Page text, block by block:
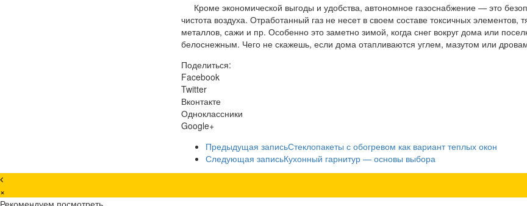
Кроме экономической выгоды и удобства, автономное газоснабжение — это
чистота воздуха. Отработанный газ не несет в своем составе токсичных элементов,
металлов, сажи и пр. Особенно это заметно зимой, когда снег вокруг дома или
белоснежным. Чего не скажешь, если дома отапливаются углем, мазутом или
Поделиться:
Facebook
Twitter
Вконтакте
Одноклассники
Google+
Предыдущая записьСтеклопакеты с обогревом как вариант теплых окон
Следующая записьКухонный гарнитур — основы выбора
×
Рекомендуем посмотреть